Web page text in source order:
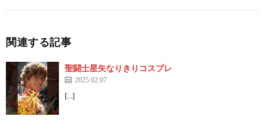
関連する記事
聖闘士星矢なりきりコスプレ
2025.02.07
[…]